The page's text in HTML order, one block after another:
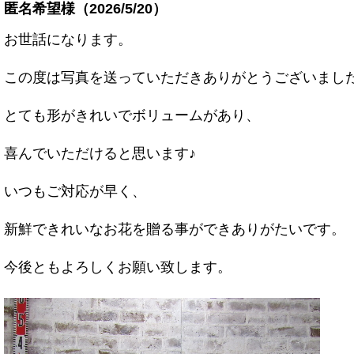
匿名希望様（2026/5/20）
お世話になります。
この度は写真を送っていただきありがとうございまし
とても形がきれいでボリュームがあり、
喜んでいただけると 思います♪
いつもご対応が早く、
新鮮できれいなお花を贈る事ができ ありがたいです。
今後ともよろしくお願い致します。